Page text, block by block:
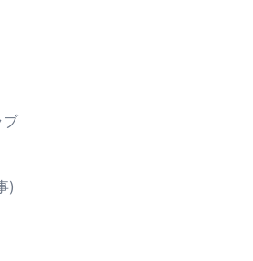
ブ
)